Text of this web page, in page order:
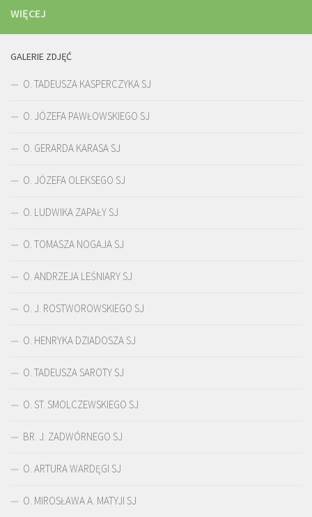
WIĘCEJ
GALERIE ZDJĘĆ
O. TADEUSZA KASPERCZYKA SJ
O. JÓZEFA PAWŁOWSKIEGO SJ
O. GERARDA KARASA SJ
O. JÓZEFA OLEKSEGO SJ
O. LUDWIKA ZAPAŁY SJ
O. TOMASZA NOGAJA SJ
O. ANDRZEJA LEŚNIARY SJ
O. J. ROSTWOROWSKIEGO SJ
O. HENRYKA DZIADOSZA SJ
O. TADEUSZA SAROTY SJ
O. ST. SMOLCZEWSKIEGO SJ
BR. J. ZADWÓRNEGO SJ
O. ARTURA WARDĘGI SJ
O. MIROSŁAWA A. MATYJI SJ